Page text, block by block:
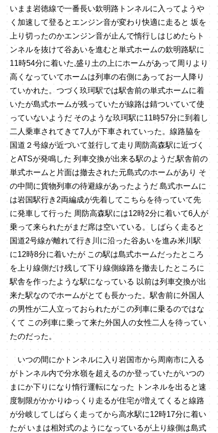
いまま岩徳線で一番長い欽明路トンネルに入ってようや
く加速して登るとエンジン音が変わり快適に走ると 坂を
上り切ったのかエンジン音が止んで惰行しはじめたらト
ンネルを抜けて谷あいを進むと単式ホームの欽明路駅に
11時54分に着いた,盛り土の上にホームがあって周りより
高くなっていてホームは列車の右側にあってお一人降り
ていかれた。つづく玖珂駅では駅舎前の単式ホームに着
いたが島式ホームが残っていたが線路は錆ついていて使
っていないようだ そのような玖珂駅に11時57分に到着し
二人乗車されてきて7人が下車されていった。線路脇を
国道２号線が近づいて並行して走り周防高森駅に近づく
とATSが発鳴した 列車交換が出来る駅のようだ,駅舎前の
単式ホームと片面は撤去された元島式のホームがあり そ
の中間に貨物列車の待避線があったようだ 島式ホームに
は岩国駅行き2両編成が先着してこちらを待っていて先
に発車して行った 周防高森駅には12時2分に着いて6人が
乗って来られたがまだ席は空いている。しばらく走ると
国道2号線が離れて行き川に沿った谷あいを進み米川駅
に12時8分に着いたが この駅は島式ホームだったところ
を上り線側だけ残して下り線側線路を撤去したところに
駅舎を作ったような駅になっている 以前は列車交換が出
来た駅なのでホームがとても長かった。駅舎前に外国人
の男性が二人立っておられたがこの列車に乗るのではな
くて この列車に乗って来た外国人の女性二人を待ってい
たのだった。
いつの間にかトンネルに入り岩国市から周南市に入る
がトンネル内で分水嶺を超えるのか登っていたがいつの
まにか下りになり惰行運転になった トンネルを出ると速
度制限がかかりゆっくり走るが住宅が増えてくると線路
が分岐してしばらく走ってから高水駅に12時17分に着い
たが いまは相対式のようになっているが上り線側は島式